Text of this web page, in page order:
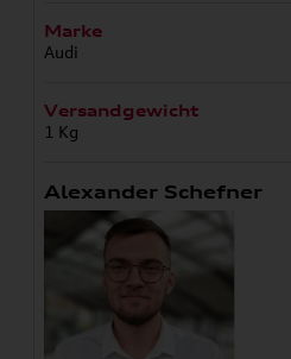
Marke
Audi
Versandgewicht
1 Kg
Alexander Schefner